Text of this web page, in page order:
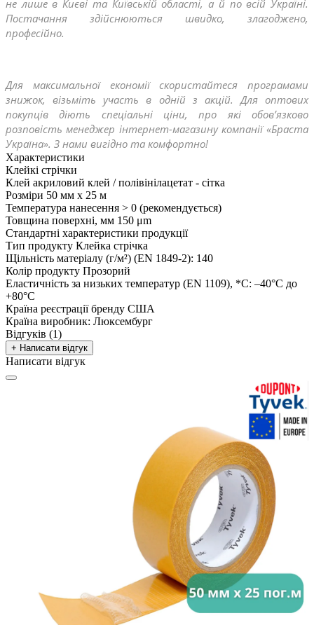
не лише в Києві та Київській області, а й по всій Україні.
Постачання здійснюються швидко, злагоджено,
професійно.
Для максимальної економії скористайтеся програмами
знижок, візьміть участь в одній з акцій. Для оптових
покупців діють спеціальні ціни, про які обов’язково
розповість менеджер інтернет-магазину компанії «Браста
Україна». З нами вигідно та комфортно!
Характеристики
Клейкі стрічки
Клей акриловий клей / полівінілацетат - сітка
Розміри 50 мм х 25 м
Температура нанесення > 0 (рекомендується)
Товщина поверхні, мм 150 μm
Стандартні характеристики продукції
Тип продукту Клейка стрічка
Щільність матеріалу (г/м²) (EN 1849-2): 140
Колір продукту Прозорий
Еластичність за низьких температур (EN 1109), *С: –40°C до
+80°C
Країна реєстрації бренду США
Країна виробник: Люксембург
Відгуків (1)
+ Написати відгук
Написати відгук